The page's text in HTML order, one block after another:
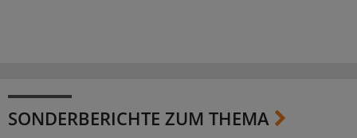
SONDERBERICHTE ZUM THEMA